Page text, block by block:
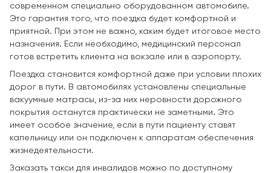
современном специально оборудованном автомобиле.
Это гарантия того, что поездка будет комфортной и
приятной. При этом не важно, каким будет итоговое место
назначения. Если необходимо, медицинский персонал
готов встретить клиента на вокзале или в аэропорту.
Поездка становится комфортной даже при условии плохих
дорог в пути. В автомобилях установлены специальные
вакуумные матрасы, из-за них неровности дорожного
покрытия останутся практически не заметными. Это
имеет особое значение, если в пути пациенту ставят
капельницу или он подключен к аппаратам обеспечения
жизнедеятельности.
Заказать такси для инвалидов можно по доступному